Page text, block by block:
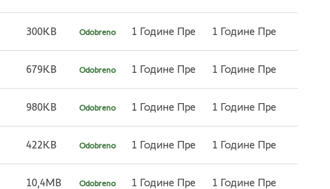
300KB Odobreno 1 Године Пре 1 Године Пре
679KB Odobreno 1 Године Пре 1 Године Пре
980KB Odobreno 1 Године Пре 1 Године Пре
422KB Odobreno 1 Године Пре 1 Године Пре
10,4MB Odobreno 1 Године Пре 1 Године Пре